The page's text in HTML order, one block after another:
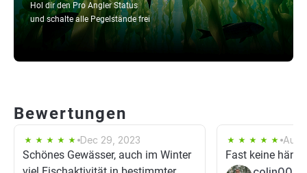
Hol dir den Pro Angler Status
und schalte alle Pegelstände frei
Bewertungen
Dec 29, 2023
Schönes Gewässer, auch im Winter
Aug
Fast keine